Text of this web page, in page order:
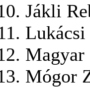
Jákli
Mógor